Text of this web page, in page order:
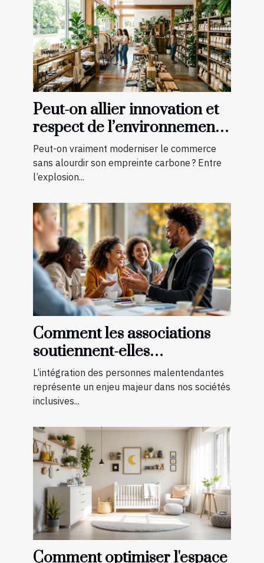
Peut-on allier innovation et
respect de l’environnement
en boutique ?
Peut-on vraiment moderniser le commerce
sans alourdir son empreinte carbone ? Entre
l’explosion...
Comment les associations
soutiennent-elles
l'intégration des
malentendants ?
L’intégration des personnes malentendantes
représente un enjeu majeur dans nos sociétés
inclusives...
Comment optimiser l'espace